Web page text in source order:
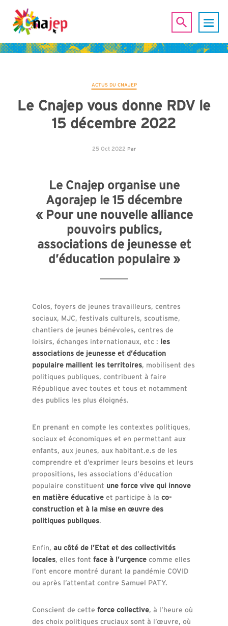
ACTUS DU CNAJEP
Le Cnajep vous donne RDV le
15 décembre 2022
25 Oct 2022 Par
Le Cnajep organise une
Agorajep le 15 décembre
« Pour une nouvelle alliance
pouvoirs publics,
associations de jeunesse et
d’éducation populaire »
Colos, foyers de jeunes travailleurs, centres
sociaux, MJC, festivals culturels, scoutisme,
chantiers de jeunes bénévoles, centres de
loisirs, échanges internationaux, etc : les
associations de jeunesse et d’éducation
populaire maillent les territoires, mobilisent des
politiques publiques, contribuent à faire
République avec toutes et tous et notamment
des publics les plus éloignés.
En prenant en compte les contextes politiques,
sociaux et économiques et en permettant aux
enfants, aux jeunes, aux habitant.e.s de les
comprendre et d’exprimer leurs besoins et leurs
propositions, les associations d’éducation
populaire constituent une force vive qui innove
en matière éducativeet participe à la co-
construction et à la mise en œuvre des
politiques publiques.
Enfin, au côté de l’Etat et des collectivités
locales, elles font face à l’urgencecomme elles
l’ont encore montré durant la pandémie COVID
ou après l’attentat contre Samuel PATY.
Conscient de cette force collective, à l’heure où
des choix politiques cruciaux sont à l’œuvre, où